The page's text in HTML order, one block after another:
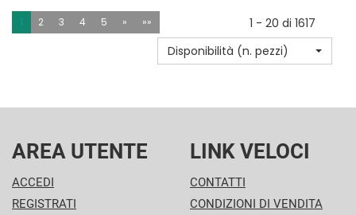
GEL AL
CARRELLO
30CPR AL
CARRELLO
1 2 3 4 5 » »»
1 - 20 di 1617
Disponibilità (n. pezzi)
AREA UTENTE
ACCEDI
REGISTRATI
LINK VELOCI
CONTATTI
CONDIZIONI DI VENDITA